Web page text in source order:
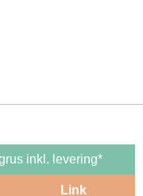
inkl. levering*
Link